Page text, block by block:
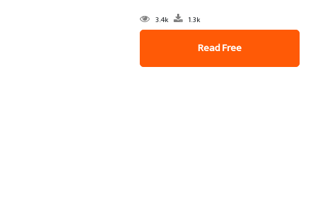
3.4k 1.3k
Read Free